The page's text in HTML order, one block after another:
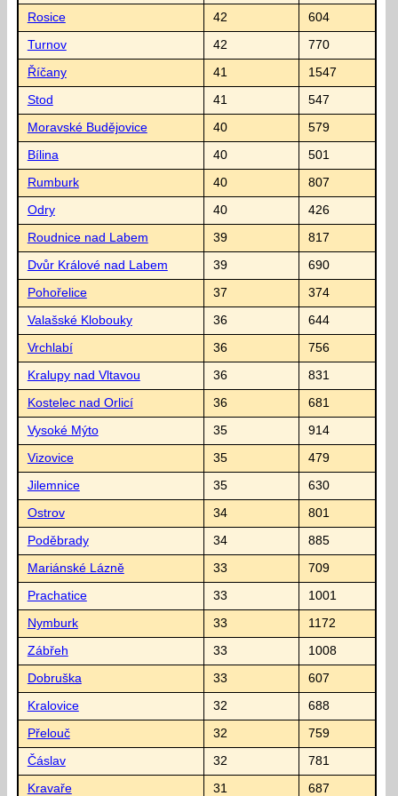
Rosice 42 604
Turnov 42 770
Říčany 41 1547
Stod 41 547
Moravské Budějovice 40 579
Bílina 40 501
Rumburk 40 807
Odry 40 426
Roudnice nad Labem 39 817
Dvůr Králové nad Labem 39 690
Pohořelice 37 374
Valašské Klobouky 36 644
Vrchlabí 36 756
Kralupy nad Vltavou 36 831
Kostelec nad Orlicí 36 681
Vysoké Mýto 35 914
Vizovice 35 479
Jilemnice 35 630
Ostrov 34 801
Poděbrady 34 885
Mariánské Lázně 33 709
Prachatice 33 1001
Nymburk 33 1172
Zábřeh 33 1008
Dobruška 33 607
Kralovice 32 688
Přelouč 32 759
Čáslav 32 781
Kravaře 31 687